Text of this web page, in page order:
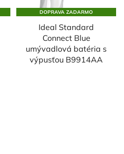
DOPRAVA ZADARMO
Ideal Standard
Connect Blue
umývadlová batéria s
výpusťou B9914AA